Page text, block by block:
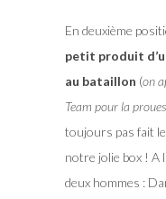
En deuxième
petit produit
au bataillon (on
Team pour la
toujours pas fait
notre jolie box ! A
deux hommes :